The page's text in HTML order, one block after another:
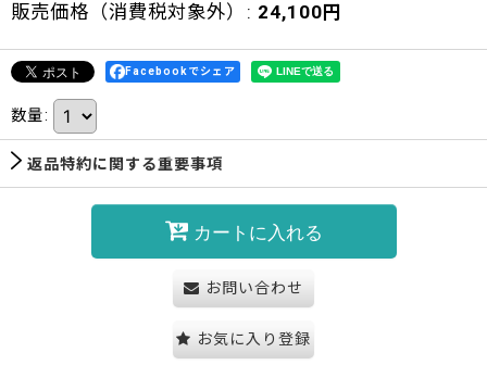
販売価格（消費税対象外） : 24,100 円
Facebookでシェア
数量:
返品特約に関する重要事項
カートに入れる
お問い合わせ
お気に入り登録